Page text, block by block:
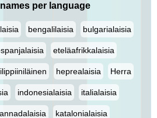
per language
bengalilaisia bulgarialaisia
eteläafrikkalaisia
heprealaisia Herra
indonesialaisia italialaisia
katalonialaisia